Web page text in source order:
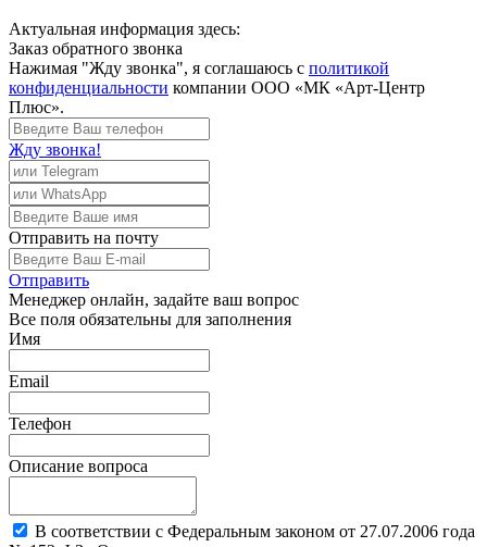
Актуальная информация здесь:
Заказ обратного звонка
Нажимая "Жду звонка", я соглашаюсь с политикой
конфиденциальности компании ООО «МК «Арт-Центр
Плюс».
Жду звонка!
Отправить на почту
Отправить
Менеджер онлайн, задайте ваш вопрос
Все поля обязательны для заполнения
Имя
Email
Телефон
Описание вопроса
В соответствии с Федеральным законом от 27.07.2006 года